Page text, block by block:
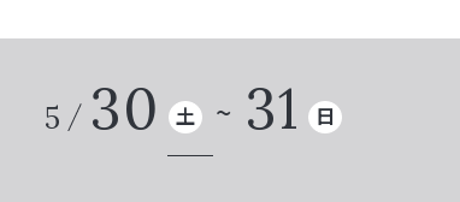
5 30 土 31 日